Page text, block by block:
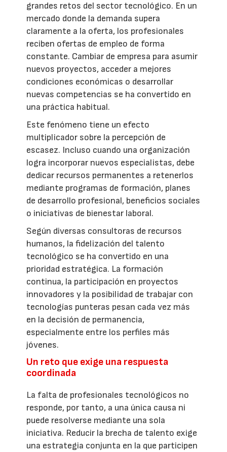
grandes retos del sector tecnológico. En un
mercado donde la demanda supera
claramente a la oferta, los profesionales
reciben ofertas de empleo de forma
constante. Cambiar de empresa para asumir
nuevos proyectos, acceder a mejores
condiciones económicas o desarrollar
nuevas competencias se ha convertido en
una práctica habitual.
Este fenómeno tiene un efecto
multiplicador sobre la percepción de
escasez. Incluso cuando una organización
logra incorporar nuevos especialistas, debe
dedicar recursos permanentes a retenerlos
mediante programas de formación, planes
de desarrollo profesional, beneficios sociales
o iniciativas de bienestar laboral.
Según diversas consultoras de recursos
humanos, la fidelización del talento
tecnológico se ha convertido en una
prioridad estratégica. La formación
continua, la participación en proyectos
innovadores y la posibilidad de trabajar con
tecnologías punteras pesan cada vez más
en la decisión de permanencia,
especialmente entre los perfiles más
jóvenes.
Un reto que exige una respuesta
coordinada
La falta de profesionales tecnológicos no
responde, por tanto, a una única causa ni
puede resolverse mediante una sola
iniciativa. Reducir la brecha de talento exige
una estrategia conjunta en la que participen